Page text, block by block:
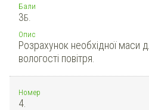
Бали
3Б.
Опис
Розрахунок необхідної маси
вологості повітря.
Номер
4.